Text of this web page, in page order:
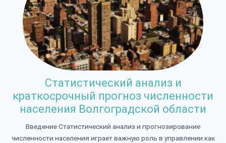
Статистический анализ и
краткосрочный прогноз численности
населения Волгоградской области
Введение Статистический анализ и прогнозирование
численности населения играет важную роль в управлении как